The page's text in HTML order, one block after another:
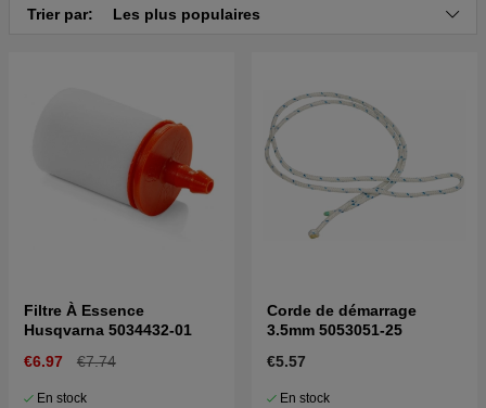
Trier par: Les plus populaires
Filtre À Essence
Husqvarna 5034432-01
€6.97
€7.74
En stock
Corde de démarrage
3.5mm 5053051-25
€5.57
En stock